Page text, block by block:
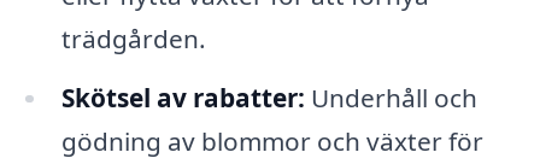
trädgården.
Skötsel av rabatter: Underhåll och
gödning av blommor och växter för